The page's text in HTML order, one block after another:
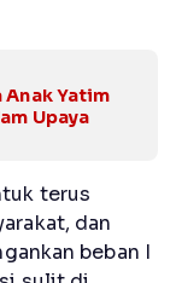
Anak Yatim
Upaya
terus
dan
beban I